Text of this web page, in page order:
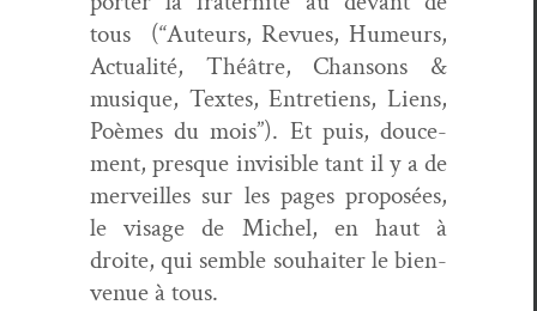
tous (“Auteurs, Revues, Humeurs,
Actu­al­ité, Théâtre, Chan­sons &
musique, Textes, Entre­tiens, Liens,
Poèmes du mois”). Et puis, douce­
ment, presque invis­i­ble tant il y a de
mer­veilles sur les pages pro­posées,
le vis­age de Michel, en haut à
droite, qui sem­ble souhaiter le bien­
v­enue à tous.